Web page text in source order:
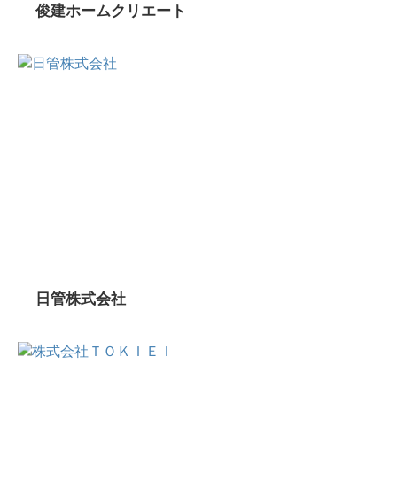
俊建ホームクリエート
日管株式会社